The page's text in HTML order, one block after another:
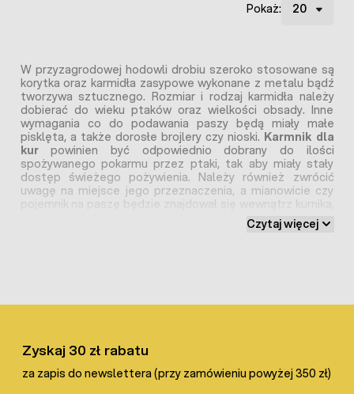
Pokaż:
W przyzagrodowej hodowli drobiu szeroko stosowane są
korytka oraz karmidła zasypowe wykonane z metalu bądź
tworzywa sztucznego. Rozmiar i rodzaj karmidła należy
dobierać do wieku ptaków oraz wielkości obsady. Inne
wymagania co do podawania paszy będą miały małe
pisklęta, a także dorosłe brojlery czy nioski. Karmnik dla
kurpowinien być odpowiednio dobrany do ilości
spożywanego pokarmu przez ptaki, tak aby miały stały
dostęp świeżego pożywienia. Należy również zwrócić
uwagę na miejsce jego przeznaczenia, a mianowicie czy
pojemnik na paszę będzie znajdował się wewnątrz kurnika,
czy na zewnątrz w wolierze. Wiek, obsada oraz lokalizacja
użytkowania to główne wytyczne, które pomogą dobrać
karmideł jest zapewnienie łatwego dostępu do paszy, tak
by pisklęta nie miały problemu z jej pobieraniem. Do
odchowu ptaków doskonale sprawdzą się karmniki o niskiej
krawędzi korytka -są to karmidła startowe, które już od 1
Czytaj więcej
Zyskaj 30 zł rabatu
za zapis do newslettera (przy zamówieniu powyżej 350 zł)